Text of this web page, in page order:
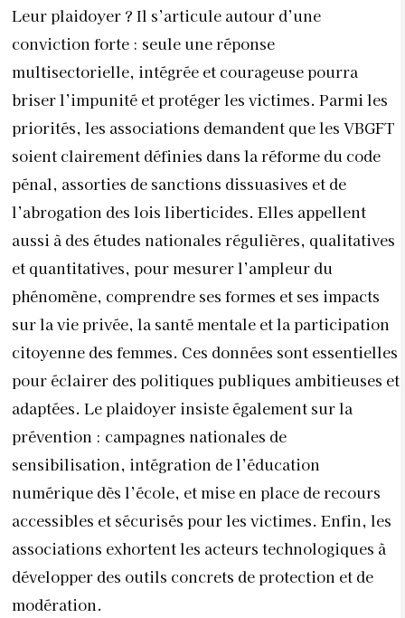
Leur plaidoyer ? Il s’articule autour d’une
conviction forte : seule une réponse
multisectorielle, intégrée et courageuse pourra
briser l’impunité et protéger les victimes. Parmi les
priorités, les associations demandent que les VBGFT
soient clairement définies dans la réforme du code
pénal, assorties de sanctions dissuasives et de
l’abrogation des lois liberticides. Elles appellent
aussi à des études nationales régulières, qualitatives
et quantitatives, pour mesurer l’ampleur du
phénomène, comprendre ses formes et ses impacts
sur la vie privée, la santé mentale et la participation
citoyenne des femmes. Ces données sont essentielles
pour éclairer des politiques publiques ambitieuses et
adaptées. Le plaidoyer insiste également sur la
prévention : campagnes nationales de
sensibilisation, intégration de l’éducation
numérique dès l’école, et mise en place de recours
accessibles et sécurisés pour les victimes. Enfin, les
associations exhortent les acteurs technologiques à
développer des outils concrets de protection et de
modération.